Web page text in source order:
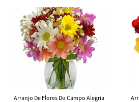
Arranjo De Flores Do Campo Alegria